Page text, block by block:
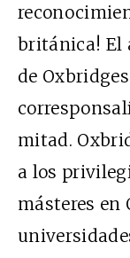
británica! El
de
mitad.
a los
másteres en